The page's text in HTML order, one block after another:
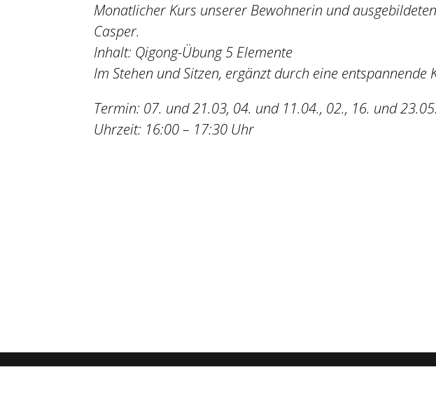
Monatlicher Kurs unserer Bewohnerin und
Casper.
Inhalt: Qigong-Übung 5 Elemente
Im Stehen und Sitzen, ergänzt durch eine entspannende
Termin: 07. und 21.03, 04. und 11.04., 02., 16. und
Uhrzeit: 16:00 – 17:30 Uhr